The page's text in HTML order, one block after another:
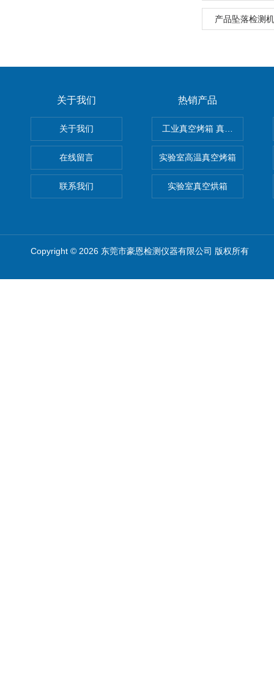
产品坠落检测
关于我们
关于我们
在线留言
联系我们
热销产品
工业真空烤箱 真空烘箱
实验室高温真空烤箱
实验室真空烘箱
Copyright © 2026 东莞市豪恩检测仪器有限公司 版权所有